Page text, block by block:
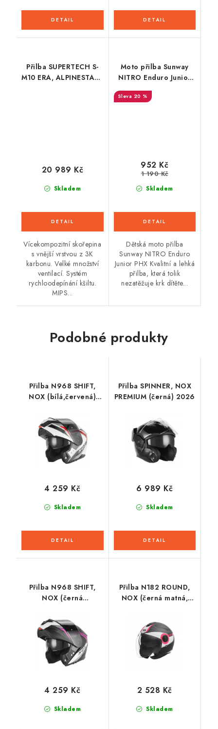
Přilba SUPERTECH S-
M10 ERA, ALPINESTARS
Skladem
20 989 Kč
Vícekompozitní skořepina
s vnější vrstvou z 3K
karbonu. Velké množství
ventilací. Systém
rychloodepínání kšiltu.
MIPS...
Moto přilba Sunway
NITRO Enduro Junior
PHX - červená
20 %
Skladem
952 Kč
1 190 Kč
Dětská moto přilba
Sunway NITRO Enduro
Junior PHX Kvalitní a lehká
přilba, která tolik
nezatěžuje krk dítěte...
Podobné produkty
Přilba N968 SHIFT,
NOX (bílá,červená)
Skladem
4 259 Kč
Přilba SPINNER, NOX
PREMIUM (černá) 2026
Skladem
6 989 Kč
Přilba N968 SHIFT,
NOX (černá
2026
Skladem
4 259 Kč
Přilba N182 ROUND,
NOX (černá matná,
Skladem
2 528 Kč